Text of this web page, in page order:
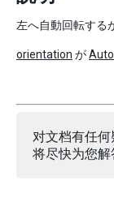
左へ自動回転する
orientation が
对文档有任
将尽快为您解